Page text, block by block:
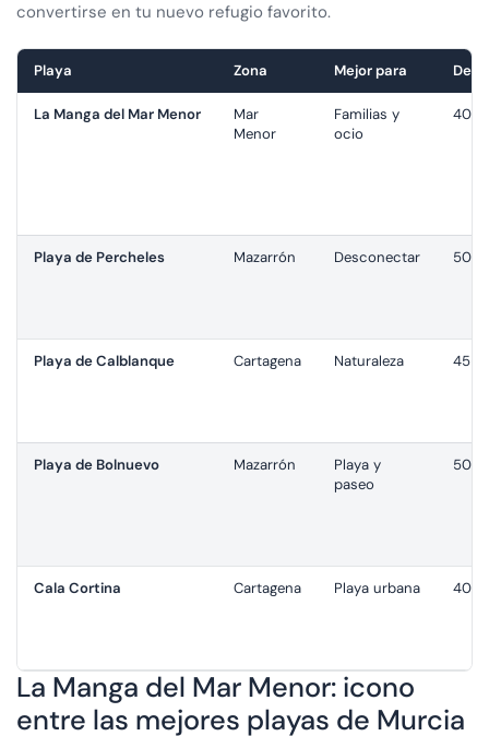
convertirse en tu nuevo refugio favorito.
Playa Zona Mejor para
La Manga del Mar Menor
Mar
Menor
Familias y
ocio
Playa de Percheles Mazarrón Desconectar
Playa de Calblanque Cartagena Naturaleza
Playa de Bolnuevo Mazarrón
Playa y
paseo
Cala Cortina Cartagena Playa urbana
La Manga del Mar Menor: icono
entre las mejores playas de Murcia